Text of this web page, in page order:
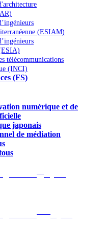
(ESIAM)
télécommunications
(INCI)
(FS)
numérique et de
japonais
de médiation